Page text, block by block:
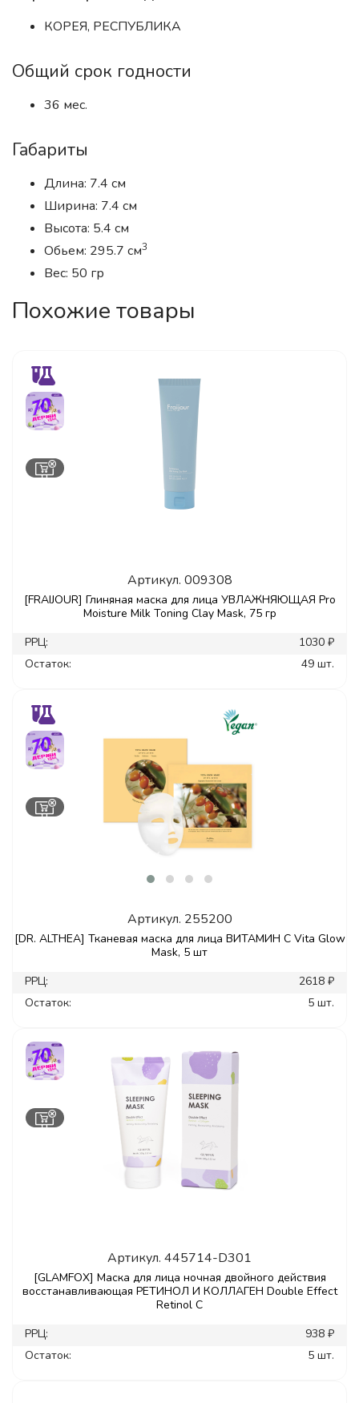
КОРЕЯ, РЕСПУБЛИКА
Общий срок годности
36 мес.
Габариты
Длина: 7.4 см
Ширина: 7.4 см
Высота: 5.4 см
Обьем: 295.7 см3
Вес: 50 гр
Похожие товары
Артикул. 009308
[FRAIJOUR] Глиняная маска для лица УВЛАЖНЯЮЩАЯ Pro
Moisture Milk Toning Clay Mask, 75 гр
РРЦ:
1030 ₽
Остаток:
49 шт.
Артикул. 255200
[DR. ALTHEA] Тканевая маска для лица ВИТАМИН С Vita Glow
Mask, 5 шт
РРЦ:
2618 ₽
Остаток:
5 шт.
Артикул. 445714-D301
[GLAMFOX] Маска для лица ночная двойного действия
восстанавливающая РЕТИНОЛ И КОЛЛАГЕН Double Effect
Retinol C
РРЦ:
938 ₽
Остаток:
5 шт.